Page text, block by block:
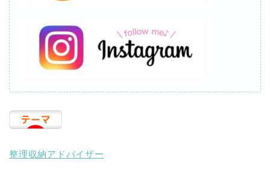
整理収納アドバイザー